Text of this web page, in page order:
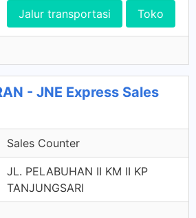
Jalur transportasi Toko
- JNE Express Sales
Sales Counter
JL. PELABUHAN II KM II KP
TANJUNGSARI